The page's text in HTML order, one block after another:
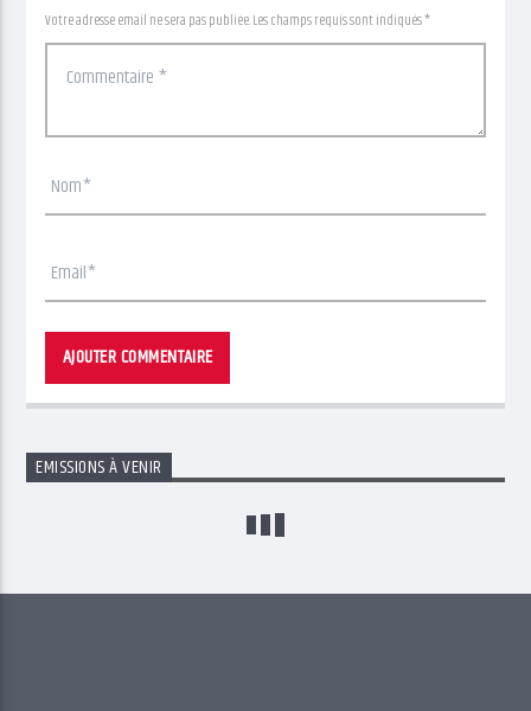
Votre adresse email ne sera pas publiée. Les champs requis sont indiqués *
EMISSIONS À VENIR